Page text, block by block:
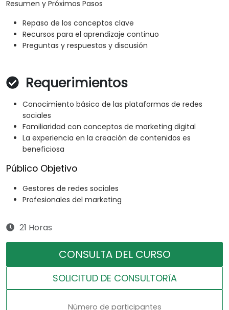
Resumen y Próximos Pasos
Repaso de los conceptos clave
Recursos para el aprendizaje continuo
Preguntas y respuestas y discusión
Requerimientos
Conocimiento básico de las plataformas de redes
sociales
Familiaridad con conceptos de marketing digital
La experiencia en la creación de contenidos es
beneficiosa
Público Objetivo
Gestores de redes sociales
Profesionales del marketing
21 Horas
CONSULTA DEL CURSO
SOLICITUD DE CONSULTORíA
Número de participantes